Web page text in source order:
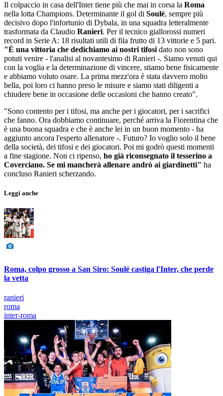
Il colpaccio in casa dell'Inter tiene più che mai in corsa la Roma
nella lotta Champions. Determinante il gol di Soulé, sempre più
decisivo dopo l'infortunio di Dybala, in una squadra letteralmente
trasformata da Claudio Ranieri. Per il tecnico giallorossi numeri
record in Serie A: 18 risultati utili di fila frutto di 13 vittorie e 5 pari.
"È una vittoria che dedichiamo ai nostri tifosi dato non sono
potuti venire - l'analisi al novantesimo di Ranieri -. Siamo venuti qui
con la voglia e la determinazione di vincere, stiamo bene fisicamente
e abbiamo voluto osare. La prima mezz'ora è stata davvero molto
bella, poi loro ci hanno preso le misure e siamo stati diligenti a
chiudere bene in occasione delle occasioni che hanno creato".
"Sono contento per i tifosi, ma anche per i giocatori, per i sacrifici
che fanno. Ora dobbiamo continuare, perché arriva la Fiorentina che
è una buona squadra e che è anche lei in un buon momento - ha
aggiunto ancora l'esperto allenatore -. Futuro? Io voglio solo il bene
della società, dei tifosi e dei giocatori. Poi mi godrò questi momenti
a fine stagione. Non ci ripenso, ho già riconsegnato il tesserino a
Coverciano. Se mi mancherà allenare andrò ai giardinetti" ha
concluso Ranieri scherzando.
Leggi anche
Roma, colpo grosso a San Siro: Soulé castiga l'Inter, che perde
la vetta
ranieri
roma
inter-roma